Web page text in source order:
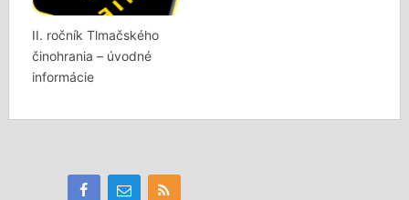
II. ročník Tlmačského
činohrania – úvodné
informácie